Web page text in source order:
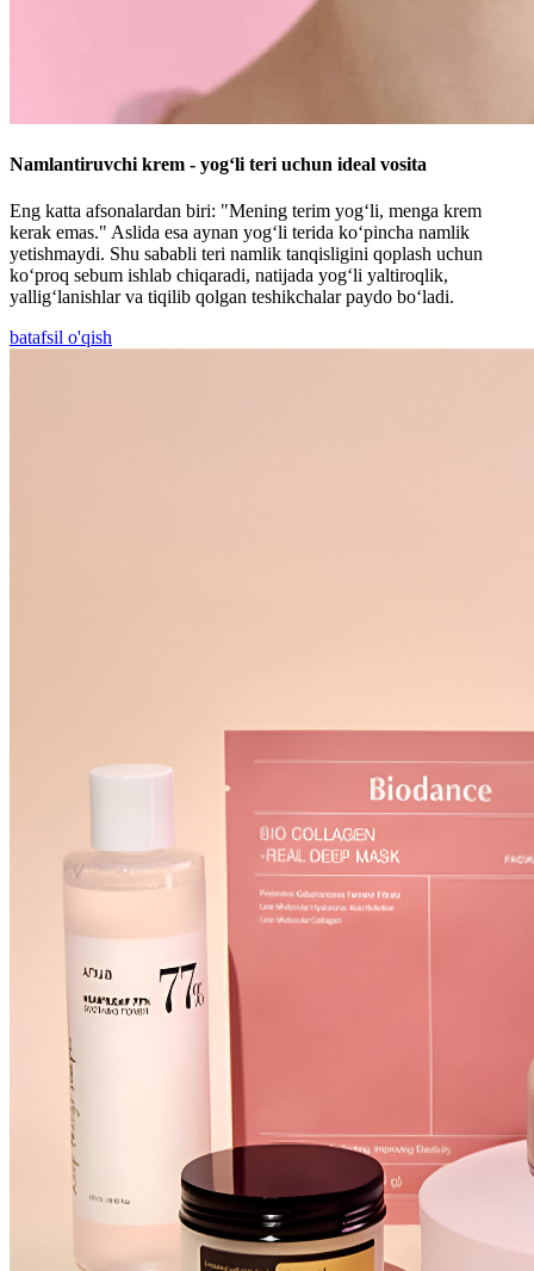
Namlantiruvchi krem - yog‘li teri uchun ideal vosita
Eng katta afsonalardan biri: "Mening terim yog‘li, menga krem
kerak emas." Aslida esa aynan yog‘li terida ko‘pincha namlik
yetishmaydi. Shu sababli teri namlik tanqisligini qoplash uchun
ko‘proq sebum ishlab chiqaradi, natijada yog‘li yaltiroqlik,
yallig‘lanishlar va tiqilib qolgan teshikchalar paydo bo‘ladi.
batafsil o'qish